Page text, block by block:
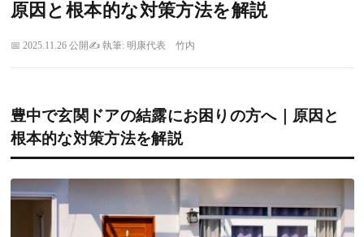
原因と根本的な対策方法を解説
2025.11.26 公開 執筆: 明康代表 竹内
豊中で玄関ドアの結露にお困りの方へ｜原因と
根本的な対策方法を解説